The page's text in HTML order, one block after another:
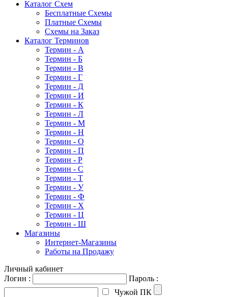
Каталог Схем
Бесплатные Схемы
Платные Схемы
Схемы на Заказ
Каталог Терминов
Термин - А
Термин - Б
Термин - В
Термин - Г
Термин - Д
Термин - И
Термин - К
Термин - Л
Термин - М
Термин - Н
Термин - О
Термин - П
Термин - Р
Термин - С
Термин - Т
Термин - У
Термин - Ф
Термин - Х
Термин - Ц
Термин - Ш
Магазины
Интернет-Магазины
Работы на Продажу
Личный кабинет
Логин :
Пароль :
Чужой ПК